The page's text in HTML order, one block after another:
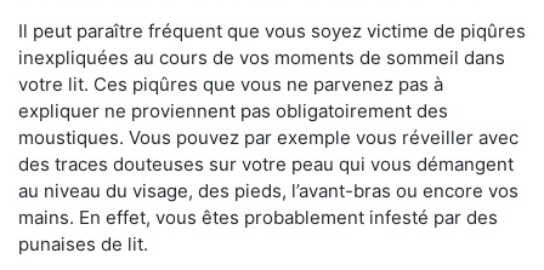
Il peut paraître fréquent que vous soyez victime de piqûres
inexpliquées au cours de vos moments de sommeil dans
votre lit. Ces piqûres que vous ne parvenez pas à
expliquer ne proviennent pas obligatoirement des
moustiques. Vous pouvez par exemple vous réveiller avec
des traces douteuses sur votre peau qui vous démangent
au niveau du visage, des pieds, l’avant-bras ou encore vos
mains. En effet, vous êtes probablement infesté par des
punaises de lit.